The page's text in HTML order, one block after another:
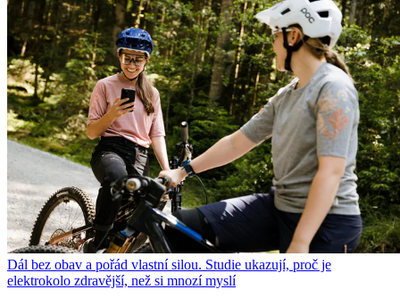
Dál bez obav a pořád vlastní silou. Studie ukazují, proč je
elektrokolo zdravější, než si mnozí myslí